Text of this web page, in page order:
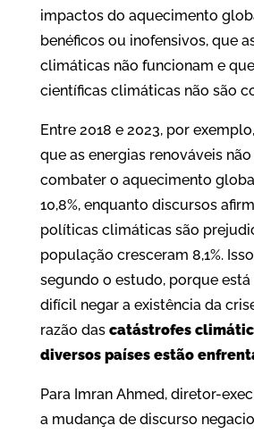
impactos do aquecimento
benéficos ou inofensivos, que
climáticas não funcionam e
científicas climáticas não são
Entre 2018 e 2023, por
que as energias renováveis
combater o aquecimento
10,8%, enquanto discursos
políticas climáticas são
população cresceram 8,1%.
segundo o estudo, porque está
difícil negar a existência da
razão das catástrofes
diversos países estão
Para Imran Ahmed, diretor-
a mudança de discurso